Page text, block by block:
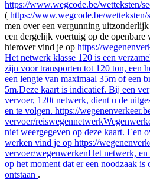
https://www.wegcode.be/wetteksten/
( https://www.wegcode.be/wetteksten/
men over een vergunning
een dergelijk voertuig op de openbare
hierover vind je op https://
Het netwerk klasse 120 is een
zijn voor transporten tot 120 ton, een
een lengte van maximaal 35m of een
5m.Deze kaart is indicatief. Bij een
vervoer, 120t netwerk, dient u de
en te volgen. https://
vervoer/
niet weergegeven op deze kaart. Een
werken vind je op https://
vervoer/wegenwerkenHet netwerk, en
op het moment dat er een noodzaak
ontstaan .